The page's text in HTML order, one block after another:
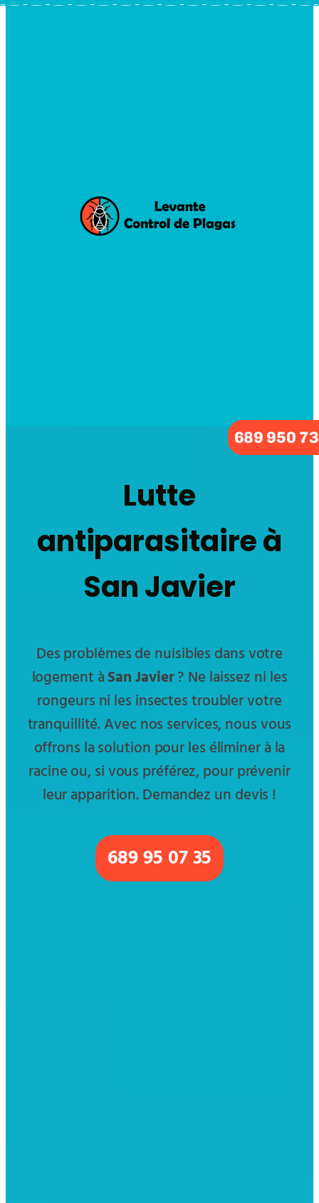
689 950
Lutte
antiparasitaire à
San Javier
Des problèmes de nuisibles dans votre
logement àSan Javier? Ne laissez ni les
rongeurs ni les insectes troubler votre
tranquillité. Avec nos services, nous vous
offrons la solution pour les éliminer à la
racine ou, si vous préférez, pour prévenir
leur apparition. Demandez un devis !
689 95 07 35